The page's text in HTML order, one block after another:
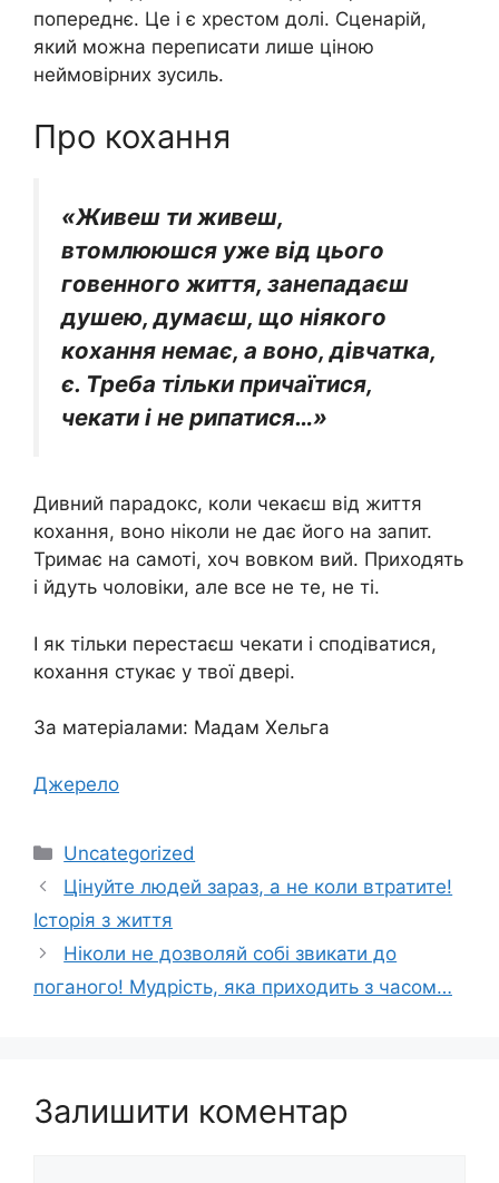
попереднє. Це і є хрестом долі. Сценарій,
який можна переписати лише ціною
неймовірних зусиль.
Про кохання
«Живеш ти живеш,
втомлююшся уже від цього
говенного життя, занепадаєш
душею, думаєш, що ніякого
кохання немає, а воно, дівчатка,
є. Треба тільки причаїтися,
чекати і не рипатися…»
Дивний парадокс, коли чекаєш від життя
кохання, воно ніколи не дає його на запит.
Тримає на самоті, хоч вовком вий. Приходять
і йдуть чоловіки, але все не те, не ті.
І як тільки перестаєш чекати і сподіватися,
кохання стукає у твої двері.
За матеріалами: Мадам Хельга
Джерело
Категорії
Uncategorized
Цінуйте людей зараз, а не коли втратите!
Історія з життя
Ніколи не дозволяй собі звикати до
поганого! Мудрість, яка приходить з часом…
Залишити коментар